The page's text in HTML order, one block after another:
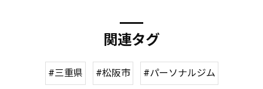
関連タグ
#三重県 #松阪市 #パーソナルジム